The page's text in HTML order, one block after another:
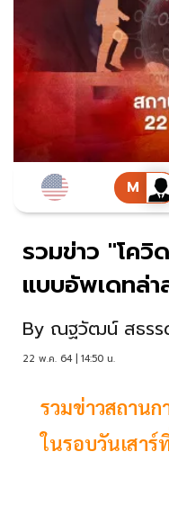
รวมข่าว "โค
แบบอัพเดทล่
By ณฐวัฒน์ สธรร
22 พ.ค. 64 | 14:50 น.
รวมข่าวสถาน
ในรอบวันเสา